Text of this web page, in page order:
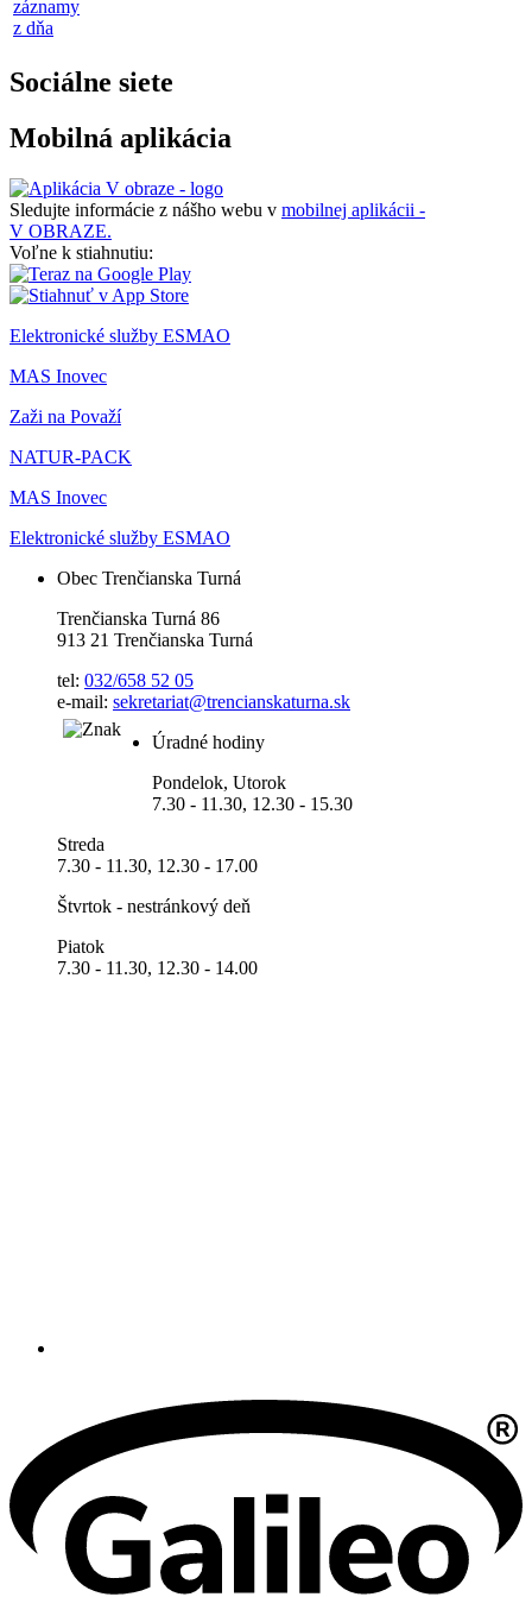
záznamy
z dňa
Sociálne siete
Mobilná aplikácia
Sledujte informácie z nášho webu v mobilnej aplikácii -
V OBRAZE.
Voľne k stiahnutiu:
Elektronické služby ESMAO
MAS Inovec
Zaži na Považí
NATUR-PACK
MAS Inovec
Elektronické služby ESMAO
Obec Trenčianska Turná
Trenčianska Turná 86
913 21 Trenčianska Turná
tel: 032/658 52 05
e-mail: sekretariat@trencianskaturna.sk
Úradné hodiny
Pondelok, Utorok
7.30 - 11.30, 12.30 - 15.30
Streda
7.30 - 11.30, 12.30 - 17.00
Štvrtok - nestránkový deň
Piatok
7.30 - 11.30, 12.30 - 14.00